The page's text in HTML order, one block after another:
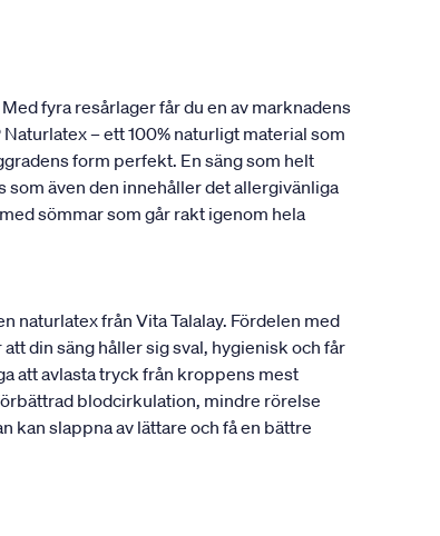
fyra resårlager får du en av marknadens
– ett 100% naturligt material som
form perfekt. En säng som helt
som även den innehåller det allergivänliga
sömmar som går rakt igenom hela
naturlatex från Vita Talalay. Fördelen med
din säng håller sig sval, hygienisk och får
att avlasta tryck från kroppens mest
blodcirkulation, mindre rörelse
kan slappna av lättare och få en bättre